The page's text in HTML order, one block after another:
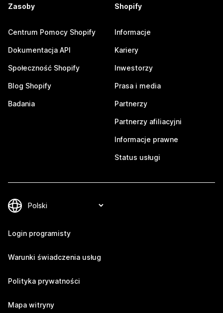
Zasoby
Centrum Pomocy Shopify
Dokumentacja API
Społeczność Shopify
Blog Shopify
Badania
Shopify
Informacje
Kariery
Inwestorzy
Prasa i media
Partnerzy
Partnerzy afiliacyjni
Informacje prawne
Status usługi
Login programisty
Warunki świadczenia usług
Polityka prywatności
Mapa witryny